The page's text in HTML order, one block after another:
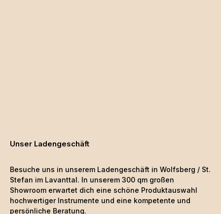
Unser Ladengeschäft
Besuche uns in unserem Ladengeschäft in Wolfsberg / St.
Stefan im Lavanttal. In unserem 300 qm großen
Showroom erwartet dich eine schöne Produktauswahl
hochwertiger Instrumente und eine kompetente und
persönliche Beratung.